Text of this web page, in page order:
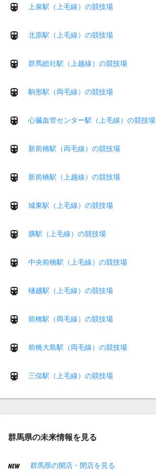
上泉駅（上毛線）の競技場
北原駅（上毛線）の競技場
群馬総社駅（上越線）の競技場
駒形駅（両毛線）の競技場
心臓血管センター駅（上毛線）の競技場
新前橋駅（両毛線）の競技場
新前橋駅（上越線）の競技場
城東駅（上毛線）の競技場
膳駅（上毛線）の競技場
中央前橋駅（上毛線）の競技場
樋越駅（上毛線）の競技場
前橋駅（両毛線）の競技場
前橋大島駅（両毛線）の競技場
三俣駅（上毛線）の競技場
群馬県の未来情報を見る
群馬県の開店・閉店を見る